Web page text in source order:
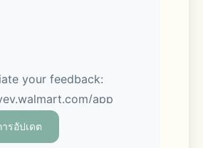
ways to get your items:
your feedback:
app
รอัปเดต